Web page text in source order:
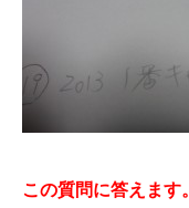
この質問に答えます。